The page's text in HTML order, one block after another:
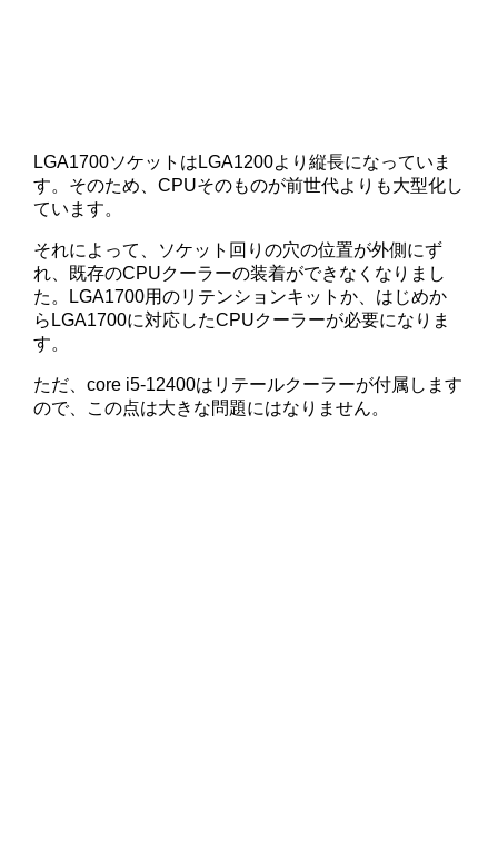
LGA1700ソケットはLGA1200より縦長になっていま
す。そのため、CPUそのものが前世代よりも大型化し
ています。
それによって、ソケット回りの穴の位置が外側にず
れ、既存のCPUクーラーの装着ができなくなりまし
た。LGA1700用のリテンションキットか、はじめか
らLGA1700に対応したCPUクーラーが必要になりま
す。
ただ、core i5-12400はリテールクーラーが付属します
ので、この点は大きな問題にはなりません。